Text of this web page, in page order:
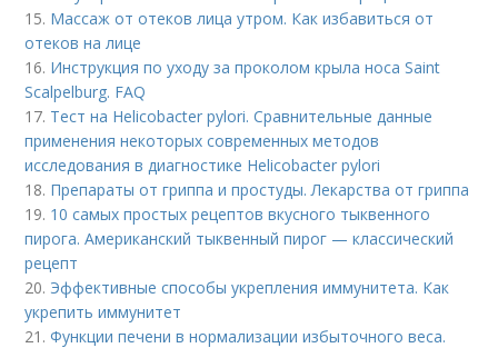
15. Массаж от отеков лица утром. Как избавиться от
отеков на лице
16. Инструкция по уходу за проколом крыла носа Saint
Scalpelburg. FAQ
17. Тест на Helicobacter pylori. Сравнительные данные
применения некоторых современных методов
исследования в диагностике Helicobacter pylori
18. Препараты от гриппа и простуды. Лекарства от гриппа
19. 10 самых простых рецептов вкусного тыквенного
пирога. Американский тыквенный пирог — классический
рецепт
20. Эффективные способы укрепления иммунитета. Как
укрепить иммунитет
21.Функции печени в нормализации избыточного веса.